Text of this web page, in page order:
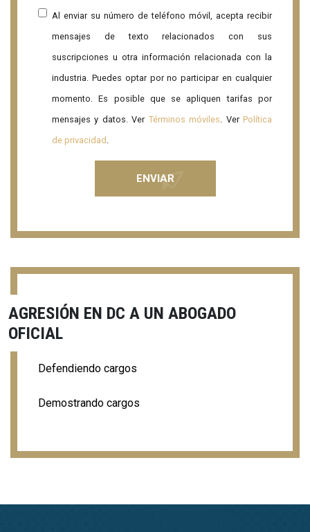
Al enviar su número de teléfono móvil, acepta recibir
mensajes de texto relacionados con sus
suscripciones u otra información relacionada con la
industria. Puedes optar por no participar en cualquier
momento. Es posible que se apliquen tarifas por
mensajes y datos. Ver Términos móviles. VerPolítica
de privacidad .
AGRESIÓN EN DC A UN ABOGADO
OFICIAL
Defendiendo cargos
Demostrando cargos